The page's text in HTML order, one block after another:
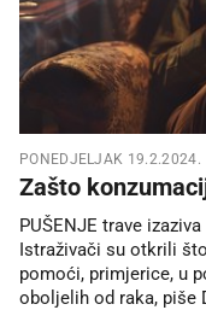
PONEDJELJAK 19.2.2024.
Zašto
PUŠENJE trave
Istraživači su otkrili
pomoći, primjerice, u
oboljelih od raka, piše